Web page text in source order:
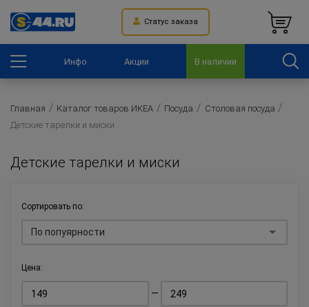
Статус заказа
Инфо Акции В наличии
Главная Каталог товаров ИКЕА Посуда
Столовая посуда
Детские тарелки и миски
Детские тарелки и миски
Сортировать по:
По попуярности
Цена:
—